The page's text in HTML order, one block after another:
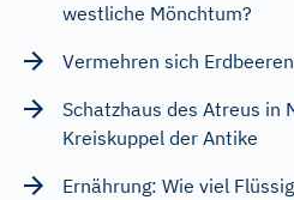
westliche Mönchtum?
Vermehren sich
Schatzhaus des Atreus in
Kreiskuppel der Antike
Ernährung: Wie viel